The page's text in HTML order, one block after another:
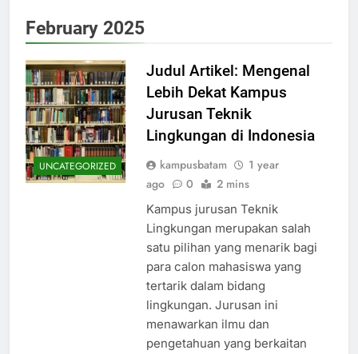
February 2025
UNCATEGORIZED
Judul Artikel: Mengenal
Lebih Dekat Kampus
Jurusan Teknik
Lingkungan di Indonesia
kampusbatam
1 year
ago
0 2 mins
Kampus jurusan Teknik
Lingkungan merupakan salah
satu pilihan yang menarik bagi
para calon mahasiswa yang
tertarik dalam bidang
lingkungan. Jurusan ini
menawarkan ilmu dan
pengetahuan yang berkaitan